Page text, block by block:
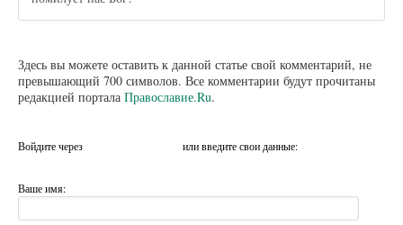
Здесь вы можете оставить к данной статье свой комментарий, не
превышающий 700 символов. Все комментарии будут прочитаны
редакцией портала Православие.Ru.
Войдите через или введите свои данные:
Ваше имя: